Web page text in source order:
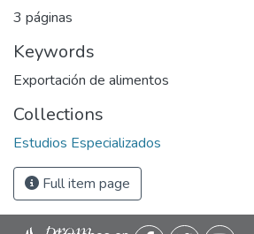
3 páginas
Keywords
Exportación de alimentos
Collections
Estudios Especializados
Full item page